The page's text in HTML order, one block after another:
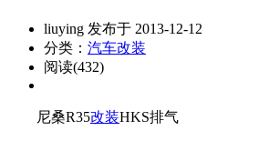
liuying 发布于 2013-12-12
分类： 汽车改装
阅读(432)
尼桑R35改装HKS排气